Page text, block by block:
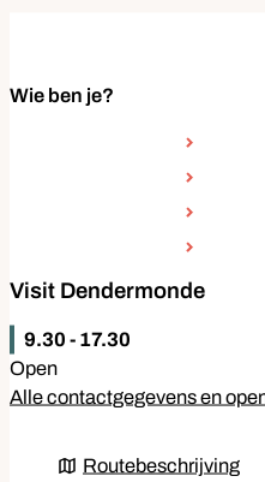
Wie ben je?
Contact &
Visit Dendermonde
Routebeschrijving
Routebeschrijving
Vandaag
9.30 - 17.30
Open
Alle contactgegevens en